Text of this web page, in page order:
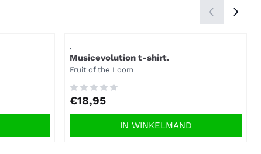
.
Musicevolution t-shirt.
Merk:
Fruit of the Loom
Prijs: 18,95
€18,95
IN WINKELMAND